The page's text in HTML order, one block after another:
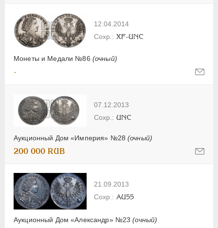
12.04.2014
Монеты и Медали №86 (очный)
XF-UNC
-
07.12.2013
Аукционный Дом «Империя» №28(очный)
UNC
200 000 RUB
21.09.2013
Аукционный Дом «Александр» №23(очный)
AU55